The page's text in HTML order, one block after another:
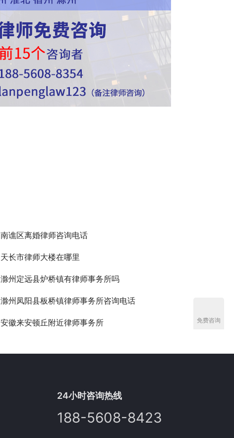
南谯区离婚律师咨询电话
天长市律师大楼在哪里
滁州定远县炉桥镇有律师事务所吗
滁州凤阳县板桥镇律师事务所咨询电话
安徽来安顿丘附近律师事务所
24小时咨询热线
188-5608-8423
免费咨询